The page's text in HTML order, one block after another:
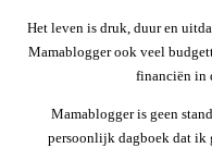
Het leven is druk, duur en
Mamablogger ook veel
financiën in
Mamablogger is geen
persoonlijk dagboek dat ik